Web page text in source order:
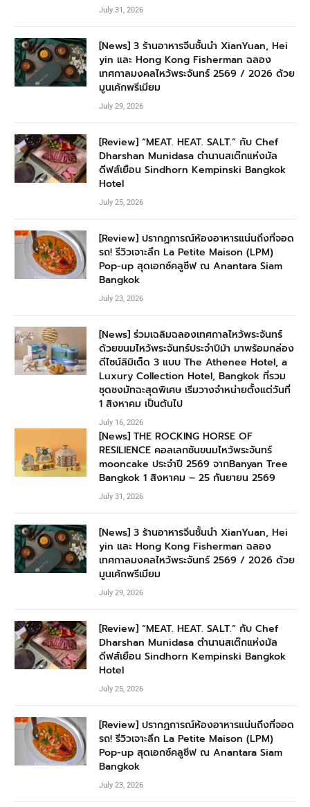
July 31, 2026
[News] 3 ร้านอาหารจีนชั้นนำ XianYuan, Hei
yin และ Hong Kong Fisherman ฉลอง
เทศกาลมงคลไหว้พระจันทร์ 2569 / 2026 ด้วย
มูนเค้กพรีเมียม
July 29, 2026
[Review] “MEAT. HEAT. SALT.” กับ Chef
Dharshan Munidasa ตำนานสเต๊กแห่งมัล
ดีฟส์เยือน Sindhorn Kempinski Bangkok
Hotel
July 25, 2026
[Review] ปรากฏการณ์ห้องอาหารแน่นถึงที่จอด
รถ! รีวิวเจาะลึก La Petite Maison (LPM)
Pop-up สุดเอกซ์คลูซีฟ ณ Anantara Siam
Bangkok
July 23, 2026
[News] ร่วมเฉลิมฉลองเทศกาลไหว้พระจันทร์
ด้วยขนมไหว้พระจันทร์ประจำปีม้า มาพร้อมกล่อง
ดีไซน์ลิมิเต็ด 3 แบบ The Athenee Hotel, a
Luxury Collection Hotel, Bangkok ที่รวม
ชุดชงมัทฉะสุดพิเศษ เริ่มวางจำหน่ายตั้งแต่วันที่
1 สิงหาคม เป็นต้นไป
July 16, 2026
[News] THE ROCKING HORSE OF
RESILIENCE คอลเลกชันขนมไหว้พระจันทร์
mooncake ประจำปี 2569 จากBanyan Tree
Bangkok 1 สิงหาคม – 25 กันยายน 2569
July 31, 2026
[News] 3 ร้านอาหารจีนชั้นนำ XianYuan, Hei
yin และ Hong Kong Fisherman ฉลอง
เทศกาลมงคลไหว้พระจันทร์ 2569 / 2026 ด้วย
มูนเค้กพรีเมียม
July 29, 2026
[Review] “MEAT. HEAT. SALT.” กับ Chef
Dharshan Munidasa ตำนานสเต๊กแห่งมัล
ดีฟส์เยือน Sindhorn Kempinski Bangkok
Hotel
July 25, 2026
[Review] ปรากฏการณ์ห้องอาหารแน่นถึงที่จอด
รถ! รีวิวเจาะลึก La Petite Maison (LPM)
Pop-up สุดเอกซ์คลูซีฟ ณ Anantara Siam
Bangkok
July 23, 2026